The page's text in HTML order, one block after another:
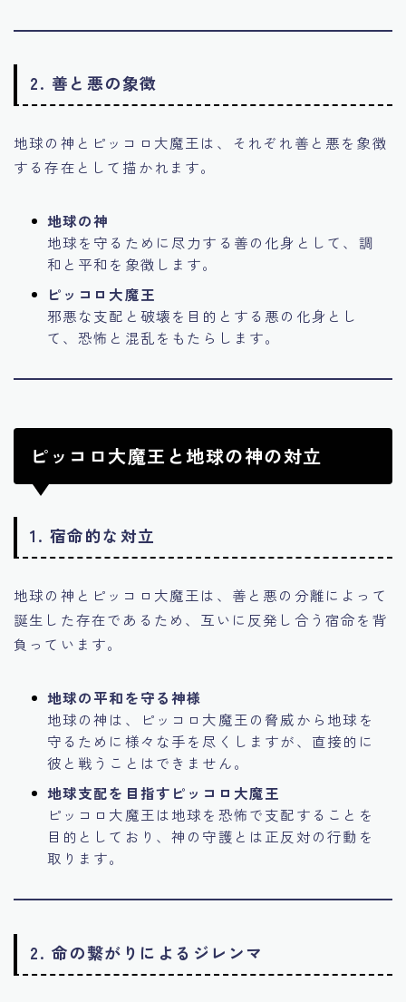
2. 善と悪の象徴
地球の神とピッコロ大魔王は、それぞれ善と悪を象徴
する存在として描かれます。
地球の神
地球を守るために尽力する善の化身として、調
和と平和を象徴します。
ピッコロ大魔王
邪悪な支配と破壊を目的とする悪の化身とし
て、恐怖と混乱をもたらします。
ピッコロ大魔王と地球の神の対立
1. 宿命的な対立
地球の神とピッコロ大魔王は、善と悪の分離によって
誕生した存在であるため、互いに反発し合う宿命を背
負っています。
地球の平和を守る神様
地球の神は、ピッコロ大魔王の脅威から地球を
守るために様々な手を尽くしますが、直接的に
彼と戦うことはできません。
地球支配を目指すピッコロ大魔王
ピッコロ大魔王は地球を恐怖で支配することを
目的としており、神の守護とは正反対の行動を
取ります。
2. 命の繋がりによるジレンマ